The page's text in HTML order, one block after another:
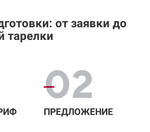
от заявки до
тарелки
02
ПРЕДЛОЖЕНИЕ